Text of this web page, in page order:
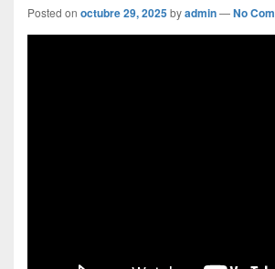
Posted on octubre 29, 2025byadmin—No